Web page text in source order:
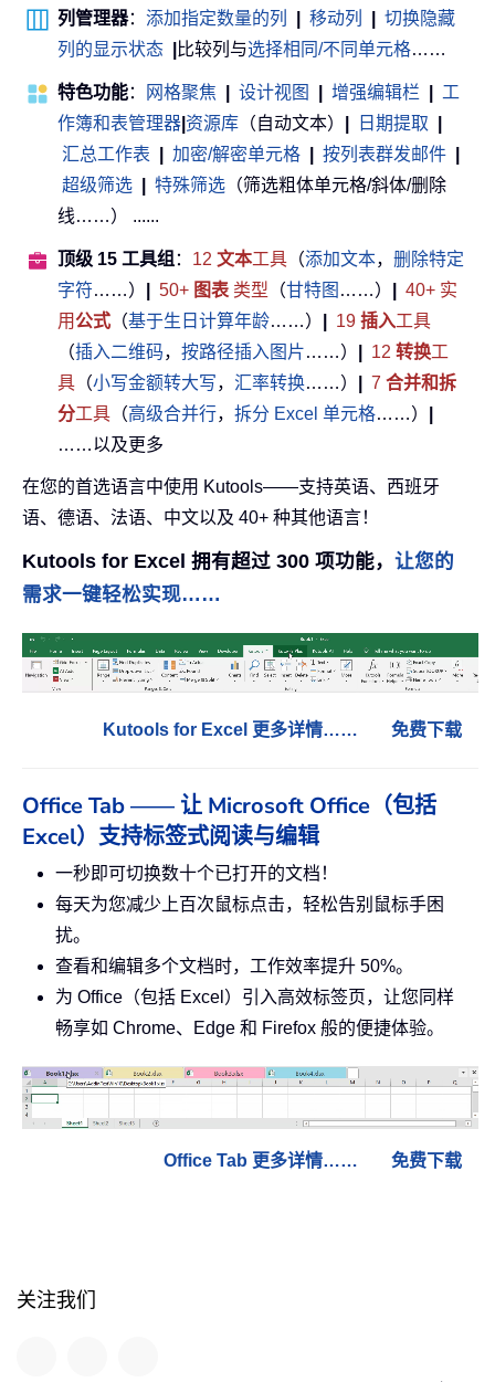
列管理器： 添加指定数量的列 移动列
切换隐藏
列的显示状态
比较列与选择相同/不同单元格……
特色功能： 网格聚焦 设计视图 增强编辑栏
工
作簿和表管理器 资源库 （自动文本） 日期提取
汇总工作表
加密/解密单元格 按列表群发邮件
超级筛选
特殊筛选 （筛选粗体单元格/斜体/删除
线……） ......
顶级 15 工具组 ： 12 文本工具 （添加文本， 删除特定
字符……） 50+ 图表 类型 （甘特图 ……）
40+ 实
用公式 （基于生日计算年龄……） 19 插入工具
（插入二维码， 按路径插入图片……） 12 转换工
具 （小写金额转大写， 汇率转换……） 7 合并和拆
分工具 （高级合并行， 拆分 Excel 单元格……）
……以及更多
在您的首选语言中使用 Kutools——支持英语、西班牙
语、德语、法语、中文以及 40+ 种其他语言！
Kutools for Excel 拥有超过 300 项功能， 让您的
需求一键轻松实现……
Kutools for Excel 更多详情…… 免费下载
Office Tab —— 让 Microsoft Office（包括
Excel）支持标签式阅读与编辑
一秒即可切换数十个已打开的文档！
每天为您减少上百次鼠标点击，轻松告别鼠标手困
扰。
查看和编辑多个文档时，工作效率提升 50%。
为 Office（包括 Excel）引入高效标签页，让您同样
畅享如 Chrome、Edge 和 Firefox 般的便捷体验。
Office Tab 更多详情…… 免费下载
关注我们